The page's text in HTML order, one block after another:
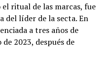
ritual de las marcas, fue
del líder de la secta. En
a tres años de
2023, después de